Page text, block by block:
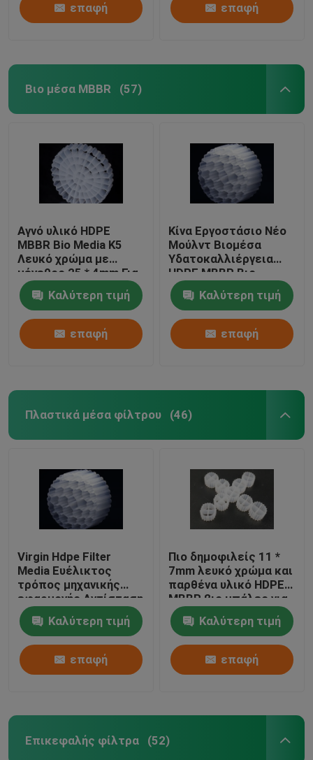
επαφή επαφή
Βιο μέσα MBBR (57)
Αγνό υλικό HDPE
MBBR Bio Media K5
Λευκό χρώμα με
μέγεθος 25 * 4mm Για
εξοπλισμό IFAS
Καλύτερη τιμή
επαφή
Κίνα Εργοστάσιο Νέο
Μούλντ Βιομέσα
Υδατοκαλλιέργεια
HDPE MBBR Βιο
φίλτρο Μέσα Βιομάζα
Φορέας πλωτό μέσο
Καλύτερη τιμή
επαφή
Πλαστικά μέσα φίλτρου (46)
Virgin Hdpe Filter
Media Ευέλικτος
τρόπος μηχανικής
εφαρμογής Αντίσταση
σε κρούσματα
Καλύτερη τιμή
επαφή
Πιο δημοφιλείς 11 *
7mm λευκό χρώμα και
παρθένα υλικό HDPE
MBBR βιο μπάλες για
ενυδρεία
Καλύτερη τιμή
επαφή
Επικεφαλής φίλτρα (52)